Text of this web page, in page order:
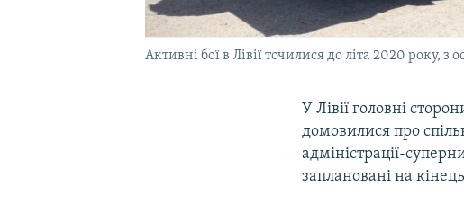
Активні бої в Лівії точилися до літа 2020 року, з
У Лівії головні
домовилися про
адміністрації-
заплановані на